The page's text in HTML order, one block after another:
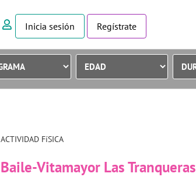
Inicia sesión Regístrate
ACTIVIDAD FíSICA
Baile-Vitamayor Las Tranqueras